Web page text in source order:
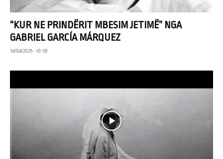
“KUR NE PRINDËRIT MBESIM JETIMË” NGA
GABRIEL GARCÍA MÁRQUEZ
16/04/2025 • 10:50